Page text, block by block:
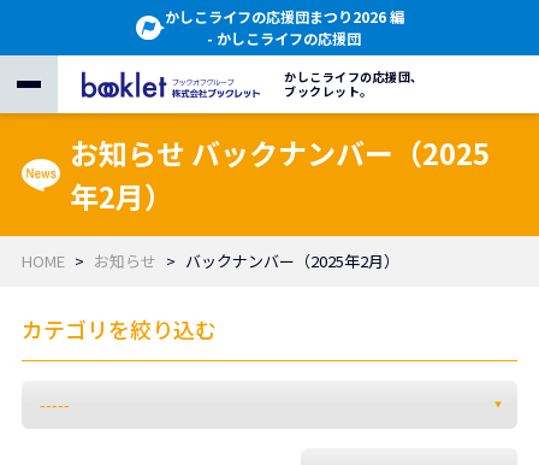
かしこライフの応援団まつり2026 編
- かしこライフの応援団
かしこライフの応援団、
ブックレット。
お知らせ バックナンバー（2025
年2月）
HOME お知らせ バックナンバー（2025年2月）
カテゴリを絞り込む